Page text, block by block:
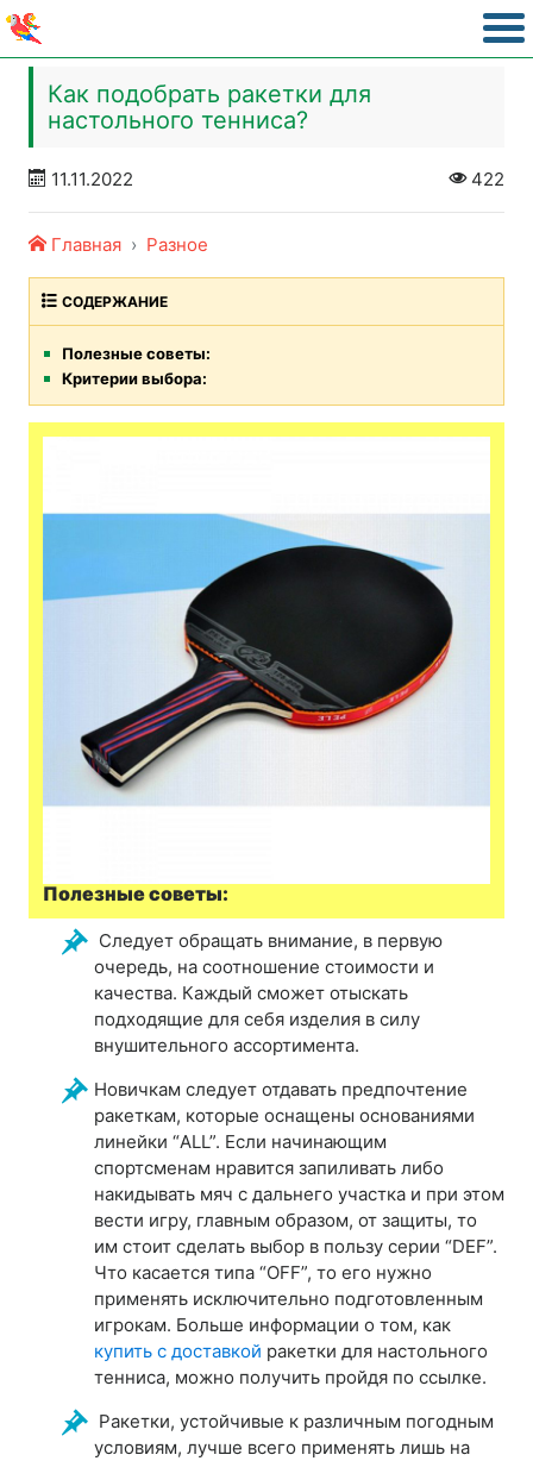
Как подобрать ракетки для
настольного тенниса?
11.11.2022 422
Главная Разное
СОДЕРЖАНИЕ
Полезные советы:
Критерии выбора:
Полезные советы:
Следует обращать внимание, в первую
очередь, на соотношение стоимости и
качества. Каждый сможет отыскать
подходящие для себя изделия в силу
внушительного ассортимента.
Новичкам следует отдавать предпочтение
ракеткам, которые оснащены основаниями
линейки “ALL”. Если начинающим
спортсменам нравится запиливать либо
накидывать мяч с дальнего участка и при этом
вести игру, главным образом, от защиты, то
им стоит сделать выбор в пользу серии “DEF”.
Что касается типа “OFF”, то его нужно
применять исключительно подготовленным
игрокам. Больше информации о том, как
купить с доставкой ракетки для настольного
тенниса, можно получить пройдя по ссылке.
Ракетки, устойчивые к различным погодным
условиям, лучше всего применять лишь на